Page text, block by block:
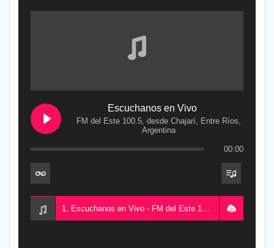
Escuchanos en Vivo
FM del Este 100.5, desde Chajarí, Entre Ríos,
Argentina
00:00
1. Escuchanos en Vivo - FM del Este 100.5, desde Chajarí, Entre Ríos, Argentina